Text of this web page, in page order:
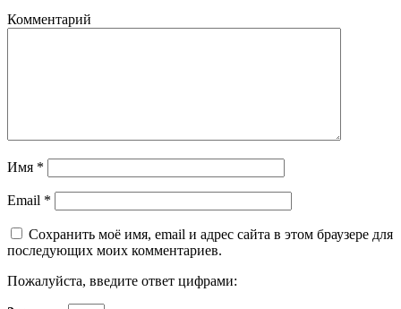
Комментарий
Имя *
Email *
Сохранить моё имя, email и адрес сайта в этом браузере для
последующих моих комментариев.
Пожалуйста, введите ответ цифрами: